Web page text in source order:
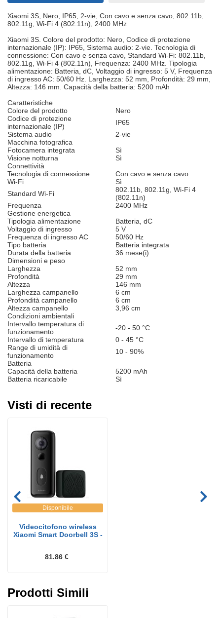
Xiaomi 3S, Nero, IP65, 2-vie, Con cavo e senza cavo, 802.11b,
802.11g, Wi-Fi 4 (802.11n), 2400 MHz
Xiaomi 3S. Colore del prodotto: Nero, Codice di protezione
internazionale (IP): IP65, Sistema audio: 2-vie. Tecnologia di
connessione: Con cavo e senza cavo, Standard Wi-Fi: 802.11b,
802.11g, Wi-Fi 4 (802.11n), Frequenza: 2400 MHz. Tipologia
alimentazione: Batteria, dC, Voltaggio di ingresso: 5 V, Frequenza
di ingresso AC: 50/60 Hz. Larghezza: 52 mm, Profondità: 29 mm,
Altezza: 146 mm. Capacità della batteria: 5200 mAh
Caratteristiche
Colore del prodotto
Nero
Codice di protezione
internazionale (IP)
IP65
Sistema audio
2-vie
Macchina fotografica
Fotocamera integrata
Sì
Visione notturna
Sì
Connettività
Tecnologia di connessione
Con cavo e senza cavo
Wi-Fi
Sì
Standard Wi-Fi
802.11b, 802.11g, Wi-Fi 4
(802.11n)
Frequenza
2400 MHz
Gestione energetica
Tipologia alimentazione
Batteria, dC
Voltaggio di ingresso
5 V
Frequenza di ingresso AC
50/60 Hz
Tipo batteria
Batteria integrata
Durata della batteria
36 mese(i)
Dimensioni e peso
Larghezza
52 mm
Profondità
29 mm
Altezza
146 mm
Larghezza campanello
6 cm
Profondità campanello
6 cm
Altezza campanello
3,96 cm
Condizioni ambientali
Intervallo temperatura di
funzionamento
-20 - 50 °C
Intervallo di temperatura
0 - 45 °C
Range di umidità di
funzionamento
10 - 90%
Batteria
Capacità della batteria
5200 mAh
Batteria ricaricabile
Sì
Visti di recente
Disponibile
Videocitofono wireless
Xiaomi Smart Doorbell 3S -
81.86 €
Prodotti Simili